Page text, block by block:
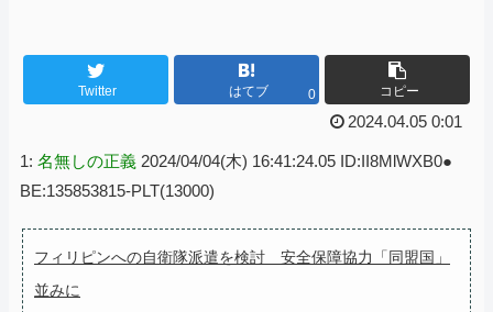
Twitter はてブ 0 コピー
2024.04.05 0:01
1: 名無しの正義 2024/04/04(木) 16:41:24.05 ID:II8MlWXB0●
BE:135853815-PLT(13000)
フィリピンへの自衛隊派遣を検討 安全保障協力「同盟国」
並みに